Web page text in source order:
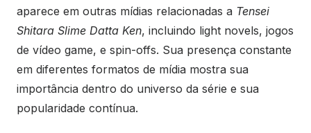
aparece em outras mídias relacionadas a Tensei
Shitara Slime Datta Ken, incluindo light novels, jogos
de vídeo game, e spin-offs. Sua presença constante
em diferentes formatos de mídia mostra sua
importância dentro do universo da série e sua
popularidade contínua.